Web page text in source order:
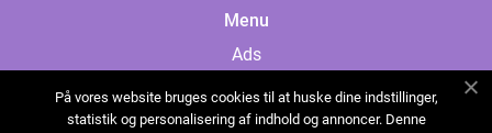
Menu
Ads
Cookies
På vores website bruges cookies til at huske dine indstillinger,
statistik og personalisering af indhold og annoncer. Denne